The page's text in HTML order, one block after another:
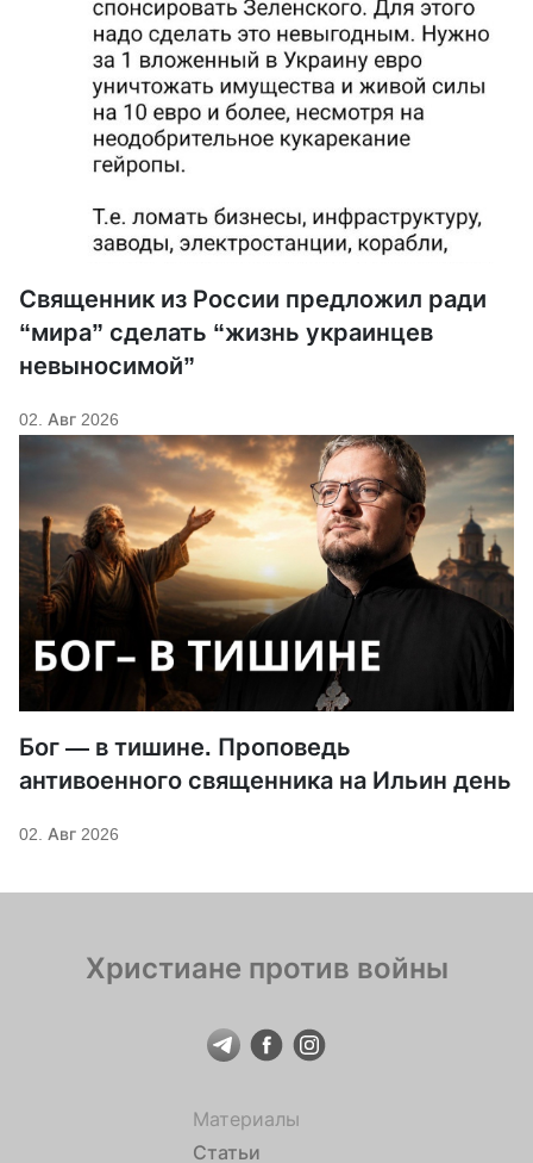
Священник из России предложил ради
“мира” сделать “жизнь украинцев
невыносимой”
02. Авг 2026
Бог — в тишине. Проповедь
антивоенного священника на Ильин день
02. Авг 2026
Христиане против войны
Материалы
Статьи